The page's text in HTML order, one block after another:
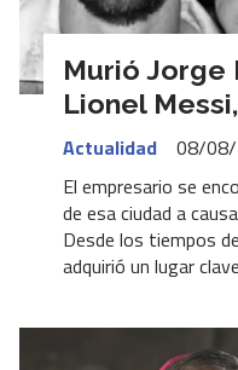
Murió Jorge
Lionel
Actualidad
08/
El empresario se
de esa ciudad a
Desde los tiempos
adquirió un lugar